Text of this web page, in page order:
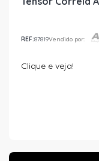
REF:87819Vendido por:
Clique e veja!